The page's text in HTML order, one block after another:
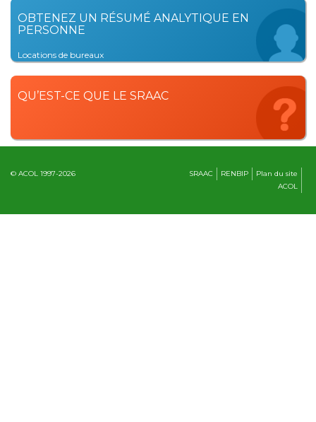
OBTENEZ UN RÉSUMÉ ANALYTIQUE EN
PERSONNE
Locations de bureaux
QU’EST-CE QUE LE SRAAC
© ACOL 1997-2026 Plan du site
RENBIP
SRAAC
ACOL